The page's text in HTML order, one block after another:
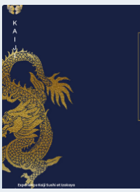
Kaiji Restaurant